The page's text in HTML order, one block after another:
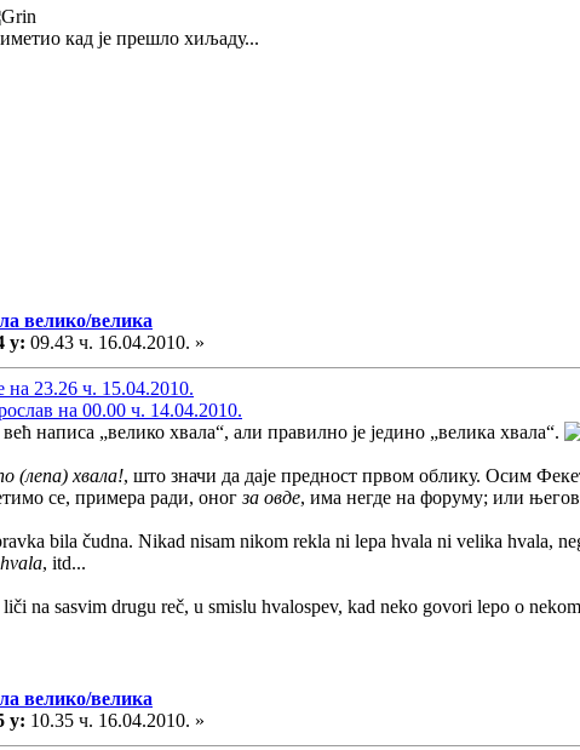
кад је прешло хиљаду...
велико/велика
у: 09.43 ч. 16.04.2010. »
на 23.26 ч. 15.04.2010.
на 00.00 ч. 14.04.2010.
написа „велико хвала“, али правилно је једино „велика хвала“.
(лепа) хвала!, што значи да даје предност првом облику. Осим
се, примера ради, оногза овде, има негде на форуму; или
bila čudna. Nikad nisam nikom rekla ni lepa hvala ni velika hvala,
hvala, itd...
na sasvim drugu reč, u smislu hvalospev, kad neko govori lepo o
велико/велика
у: 10.35 ч. 16.04.2010. »